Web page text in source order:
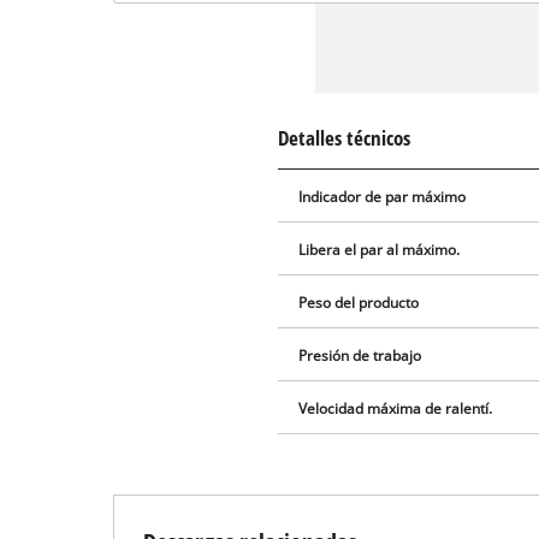
Detalles técnicos
Indicador de par máximo
Libera el par al máximo.
Peso del producto
Presión de trabajo
Velocidad máxima de ralentí.